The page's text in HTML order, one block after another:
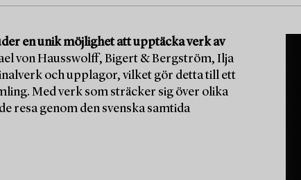
en unik möjlighet att upptäcka verk av
von Hausswolff, Bigert & Bergström, Ilja
och upplagor, vilket gör detta till ett
Med verk som sträcker sig över olika
resa genom den svenska samtida